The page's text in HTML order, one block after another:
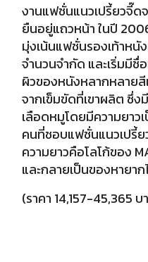
งานแฟชั่นแนวเปรี้ยวจี๊
ยืนอยู่แถวหน้า ในปี
มุ่งเน้นแฟชั่นรองเท้าหนั
จำนวนจำกัด และเริ่มมีชื่
ผิวของหนังหลากหลาย
จากเข็มขัดที่เขาผลิต ซึ่ง
เลือดหมูโดยมีความยาว
คนที่ชอบแฟชั่นแนวเปรี้ย
ความยาวคือโลโก้ของ
และกลายเป็นของหายา
(ราคา 14,157-45,365 บ